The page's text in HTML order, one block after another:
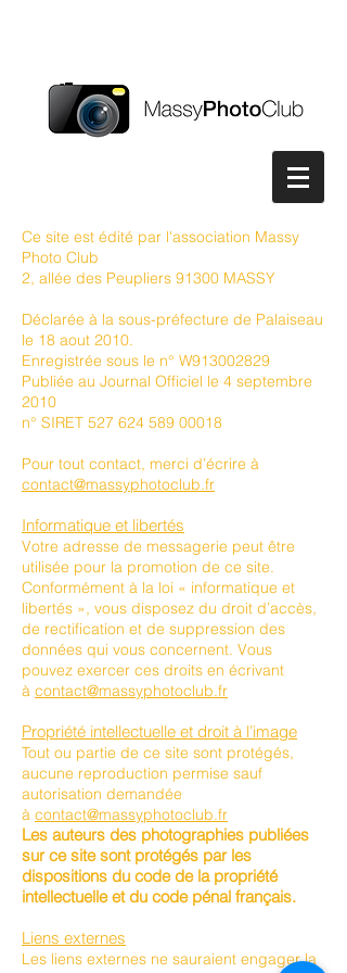
Ce site est édité par l'association Massy
Photo Club
2, allée des Peupliers 91300 MASSY
Déclarée à la sous-préfecture de Palaiseau
le 18 aout 2010.
Enregistrée sous le n° W913002829
Publiée au Journal Officiel le 4 septembre
2010
n° SIRET 527 624 589 00018
Pour tout contact, merci d’écrire à
contact@massyphotoclub.fr
Informatique et libertés
Votre adresse de messagerie peut être
utilisée pour la promotion de ce site.
Conformément à la loi « informatique et
libertés », vous disposez du droit d’accès,
de rectification et de suppression des
données qui vous concernent. Vous
pouvez exercer ces droits en écrivant
à contact@massyphotoclub.fr
Propriété intellectuelle et droit à l’image
Tout ou partie de ce site sont protégés,
aucune reproduction permise sauf
autorisation demandée
à contact@massyphotoclub.fr
Les auteurs des photographies publiées
sur ce site sont protégés par les
dispositions du code de la propriété
intellectuelle et du code pénal français.
Liens externes
Les liens externes ne sauraient engager la